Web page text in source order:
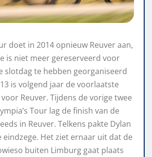
doet in 2014 opnieuw Reuver aan,
is niet meer gereserveerd voor
slotdag te hebben georganiseerd
is volgend jaar de voorlaatste
Reuver. Tijdens de vorige twee
Tour lag de finish van de
in Reuver. Telkens pakte Dylan
eindzege. Het ziet ernaar uit dat de
buiten Limburg gaat plaats